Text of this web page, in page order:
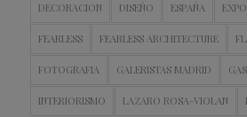
DECORACION DISEÑO ESPAÑA
FEARLESS FEARLESS ARCHITECTURE
FOTOGRAFIA GALERISTAS MADRID
INTERIORISMO LAZARO ROSA-VIOLAN